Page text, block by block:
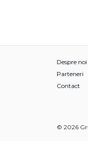
Despre noi
Parteneri
Contact
© 2026